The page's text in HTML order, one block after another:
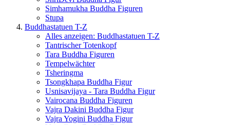
Simhamukha Buddha Figuren
Stupa
Buddhastatuen T-Z
Alles anzeigen: Buddhastatuen T-Z
Tantrischer Totenkopf
Tara Buddha Figuren
Tempelwächter
Tsheringma
Tsongkhapa Buddha Figur
Usnisavijaya - Tara Buddha Figur
Vairocana Buddha Figuren
Vajra Dakini Buddha Figur
Vajra Yogini Buddha Figur